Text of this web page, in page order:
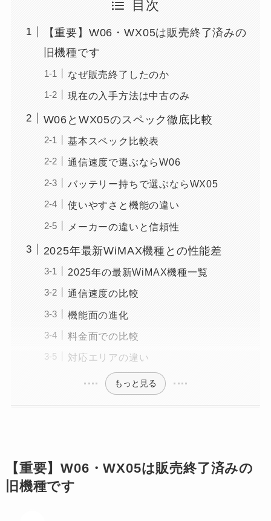
目次
【重要】W06・WX05は販売終了済みの
旧機種です
なぜ販売終了したのか
現在の入手方法は中古のみ
W06とWX05のスペック徹底比較
基本スペック比較表
通信速度で選ぶならW06
バッテリー持ちで選ぶならWX05
使いやすさと機能の違い
メーカーの違いと信頼性
2025年最新WiMAX機種との性能差
2025年の最新WiMAX機種一覧
通信速度の比較
機能面の進化
料金面での比較
対応エリアの違い
もっと見る
【重要】W06・WX05は販売終了済みの
旧機種です